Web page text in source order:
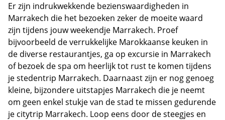
Er zijn indrukwekkende bezienswaardigheden in
Marrakech die het bezoeken zeker de moeite waard
zijn tijdens jouw weekendje Marrakech. Proef
bijvoorbeeld de verrukkelijke Marokkaanse keuken in
de diverse restaurantjes, ga op excursie in Marrakech
of bezoek de spa om heerlijk tot rust te komen tijdens
je stedentrip Marrakech. Daarnaast zijn er nog genoeg
kleine, bijzondere uitstapjes Marrakech die je neemt
om geen enkel stukje van de stad te missen gedurende
je citytrip Marrakech. Loop eens door de steegjes en